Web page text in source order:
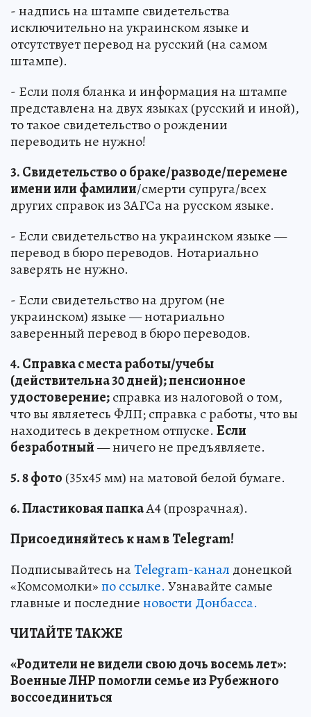
- надпись на штампе свидетельства
исключительно на украинском языке и
отсутствует перевод на русский (на самом
штампе).
- Если поля бланка и информация на штампе
представлена на двух языках (русский и иной),
то такое свидетельство о рождении
переводить не нужно!
3. Свидетельство о браке/разводе/перемене
имени или фамилии/смерти супруга/всех
других справок из ЗАГСа на русском языке.
- Если свидетельство на украинском языке —
перевод в бюро переводов. Нотариально
заверять не нужно.
- Если свидетельство на другом (не
украинском) языке — нотариально
заверенный перевод в бюро переводов.
4. Справка с места работы/учебы
(действительна 30 дней); пенсионное
удостоверение;справка из налоговой о том,
что вы являетесь ФЛП; справка с работы, что вы
находитесь в декретном отпуске. Если
безработный— ничего не предъявляете.
5. 8 фото (35х45 мм) на матовой белой бумаге.
6. Пластиковая папкаА4 (прозрачная).
Присоединяйтесь к нам вTelegram!
Подписывайтесь наTelegram-канал донецкой
«Комсомолки»по ссылке. Узнавайте самые
главные и последниеновости Донбасса.
ЧИТАЙТЕ ТАКЖЕ
«Родители не видели свою дочь восемь лет»:
Военные ЛНР помогли семье из Рубежного
воссоединиться